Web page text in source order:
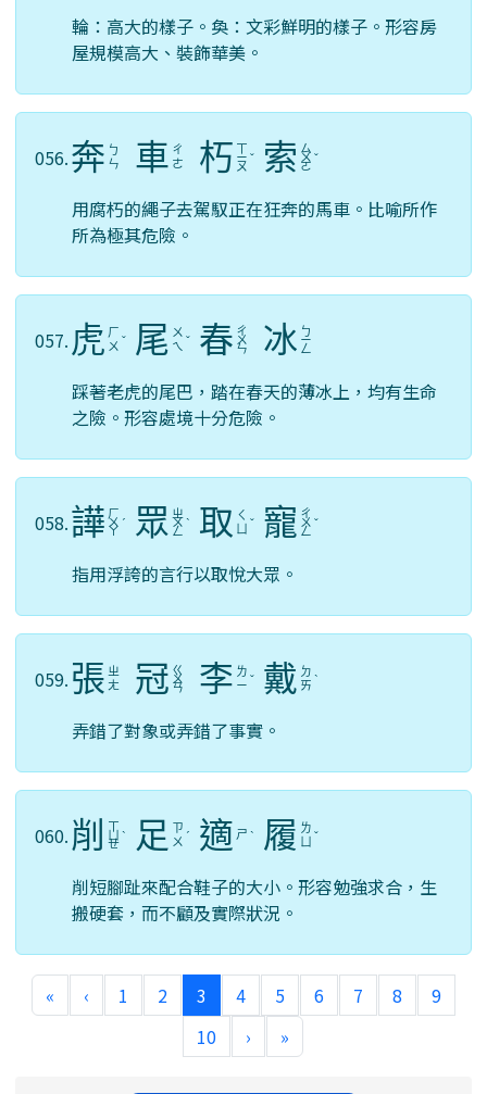
輪：高大的樣子。奐：文彩鮮明的樣子。形容房
屋規模高大、裝飾華美。
056.奔 ㄅ
ㄣ
車 ㄔ
ㄜ
朽 ㄒ
ㄧ
ㄡ
ˇ 索 ㄙ
ㄨ
ㄛ
ˇ
用腐朽的繩子去駕馭正在狂奔的馬車。比喻所作
所為極其危險。
057. 虎 ㄏ
ㄨ ˇ 尾 ㄨ
ㄟ ˇ 春 ㄔ
ㄨ
ㄣ 冰 ㄅ
ㄧ
ㄥ
踩著老虎的尾巴，踏在春天的薄冰上，均有生命
之險。形容處境十分危險。
058.譁 ㄏ
ㄨ
ㄚ
ˊ 眾 ㄓ
ㄨ
ㄥ
ˋ 取 ㄑ
ˇ 寵 ㄔ
ㄨ
ㄥ
ˇ
指用浮誇的言行以取悅大眾。
059. 張 ㄓ
ㄤ
冠 ㄍ
ㄨ
ㄢ 李 ㄌ
ㄧ ˇ 戴 ㄉ
ㄞ ˋ
弄錯了對象或弄錯了事實。
060. 削 ㄒ
ㄩ
ㄝ
ˋ 足 ㄗ
ㄨ ˊ 適 ㄕ ˋ 履 ㄌ
ˇ
削短腳趾來配合鞋子的大小。形容勉強求合，生
搬硬套，而不顧及實際狀況。
« ‹ 1 2 3 (current)
4 5 6 7 8
9
10
› »